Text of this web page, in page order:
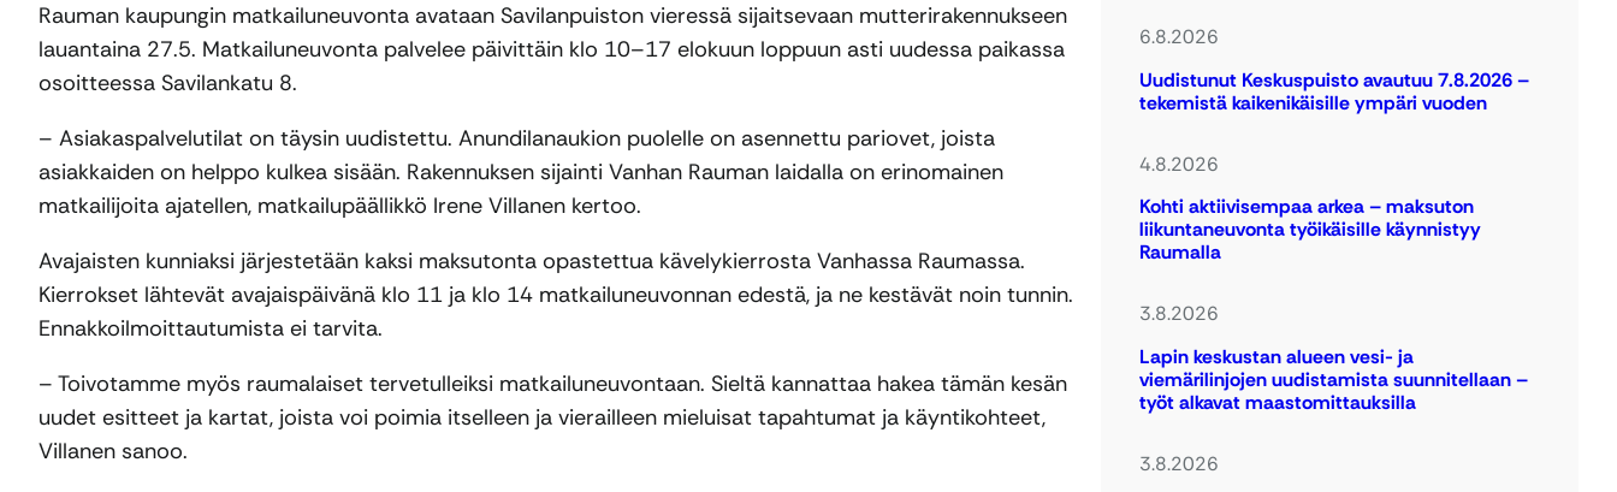
Rauman kaupungin matkailuneuvonta avataan Savilanpuiston vieressä sijaitsevaan mutterirakennukseen
lauantaina 27.5. Matkailuneuvonta palvelee päivittäin klo 10–17 elokuun loppuun asti uudessa paikassa
osoitteessa Savilankatu 8.
– Asiakaspalvelutilat on täysin uudistettu. Anundilanaukion puolelle on asennettu pariovet, joista
asiakkaiden on helppo kulkea sisään. Rakennuksen sijainti Vanhan Rauman laidalla on erinomainen
matkailijoita ajatellen, matkailupäällikkö Irene Villanen kertoo.
Avajaisten kunniaksi järjestetään kaksi maksutonta opastettua kävelykierrosta Vanhassa Raumassa.
Kierrokset lähtevät avajaispäivänä klo 11 ja klo 14 matkailuneuvonnan edestä, ja ne kestävät noin tunnin.
Ennakkoilmoittautumista ei tarvita.
– Toivotamme myös raumalaiset tervetulleiksi matkailuneuvontaan. Sieltä kannattaa hakea tämän kesän
uudet esitteet ja kartat, joista voi poimia itselleen ja vierailleen mieluisat tapahtumat ja käyntikohteet,
Villanen sanoo.
6.8.2026
Uudistunut Keskuspuisto avautuu 7.8.2026 –
tekemistä kaikenikäisille ympäri vuoden
4.8.2026
Kohti aktiivisempaa arkea – maksuton
liikuntaneuvonta työikäisille käynnistyy
Raumalla
3.8.2026
Lapin keskustan alueen vesi- ja
viemärilinjojen uudistamista suunnitellaan –
työt alkavat maastomittauksilla
3.8.2026